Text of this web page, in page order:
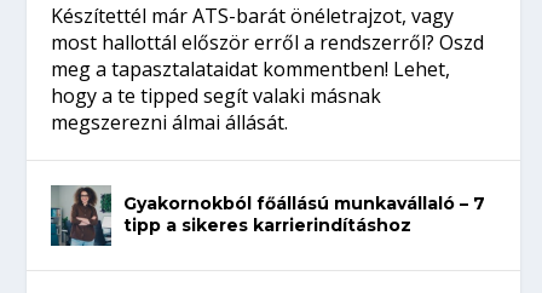
Készítettél már ATS-barát önéletrajzot, vagy
most hallottál először erről a rendszerről? Oszd
meg a tapasztalataidat kommentben! Lehet,
hogy a te tipped segít valaki másnak
megszerezni álmai állását.
Gyakornokból főállású munkavállaló – 7
tipp a sikeres karrierindításhoz